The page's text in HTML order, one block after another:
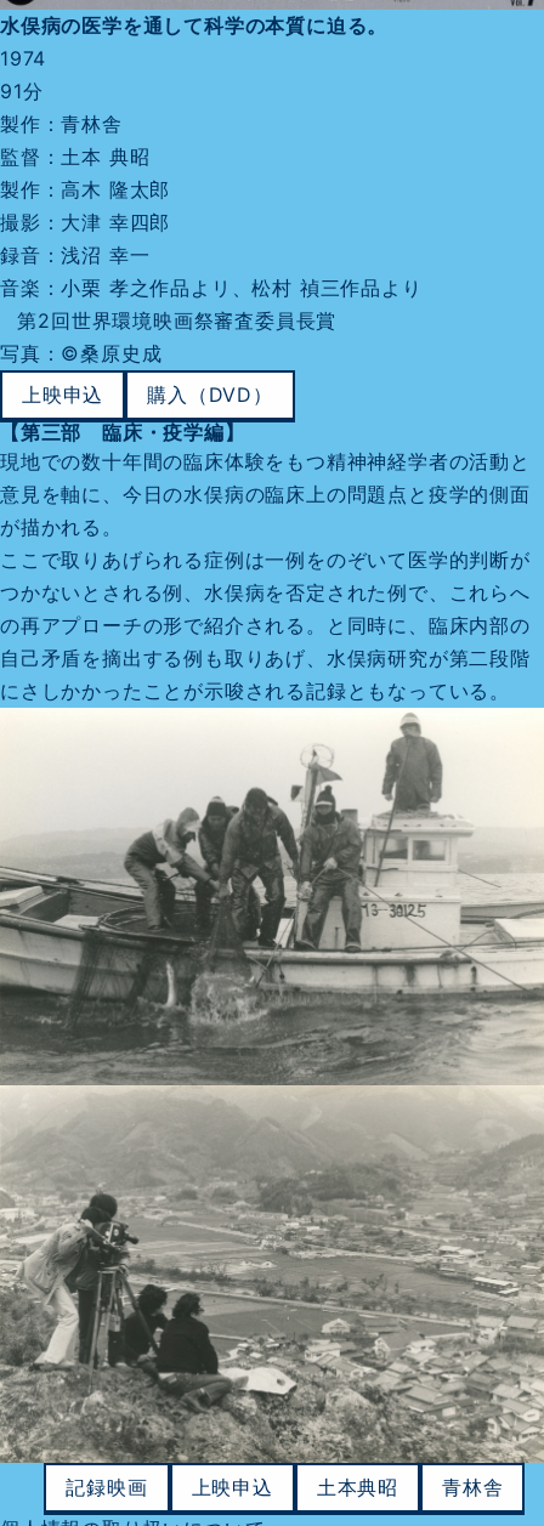
水俣病の医学を通して科学の本質に迫る。
1974
91分
製作：青林舎
監督：土本 典昭
製作：高木 隆太郎
撮影：大津 幸四郎
録音：浅沼 幸一
音楽：小栗 孝之作品よリ、松村 禎三作品より
第2回世界環境映画祭審査委員長賞
写真：©桑原史成
上映申込
購入（DVD）
【第三部 臨床・疫学編】
現地での数十年間の臨床体験をもつ精神神経学者の活動と
意見を軸に、今日の水俣病の臨床上の問題点と疫学的側面
が描かれる。
ここで取りあげられる症例は一例をのぞいて医学的判断が
つかないとされる例、水俣病を否定された例で、これらへ
の再アプローチの形で紹介される。と同時に、臨床内部の
自己矛盾を摘出する例も取りあげ、水俣病研究が第二段階
にさしかかったことが示唆される記録ともなっている。
記録映画 上映申込 土本典昭
青林舎